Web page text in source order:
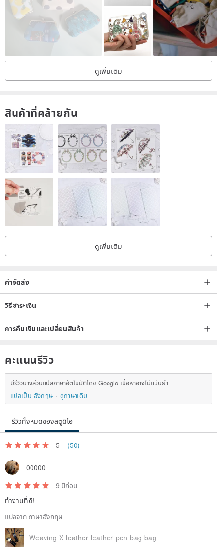
Zipper with YKK Excella series
The zipper uses a black cloth edge
Zipper tooth color can choose gold and silver ancient silver bronze
Taiwan handmade
ดูเพิ่มเติม
สินค้าที่คล้ายกัน
ดูเพิ่มเติม
ค่าจัดส่ง
วิธีชำระเงิน
การคืนเงินและเปลี่ยนสินค้า
คะแนนรีวิว
มีรีวิวบางส่วนแปลภาษาอัตโนมัติโดย Google เนื้อหาอาจไม่แม่นยำ
แปลเป็น อังกฤษ
ดูภาษาเดิม
รีวิวทั้งหมดของสตูดิโอ
5 (50)
00000
9 ปีก่อน
ทำงานที่ดี!
แปลจาก ภาษาอังกฤษ
Weaving X leather leather pen bag bag